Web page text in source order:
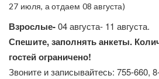
27 июля, а отдаем 08 августа)
Взрослые-04 августа- 11 августа.
Спешите, заполнять анкеты.
гостей ограничено!
Звоните и записывайтесь: 755-660,